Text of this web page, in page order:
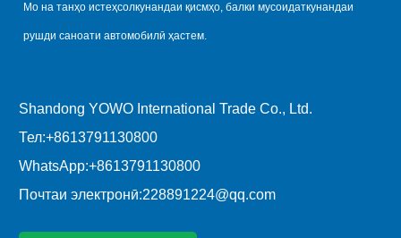
Мо на танҳо истеҳсолкунандаи қисмҳо, балки мусоидаткунандаи
рушди саноати автомобилӣ ҳастем.
Shandong YOWO International Trade Co., Ltd.
Тел:+8613791130800
WhatsApp:+8613791130800
Почтаи электронӣ:228891224@qq.com